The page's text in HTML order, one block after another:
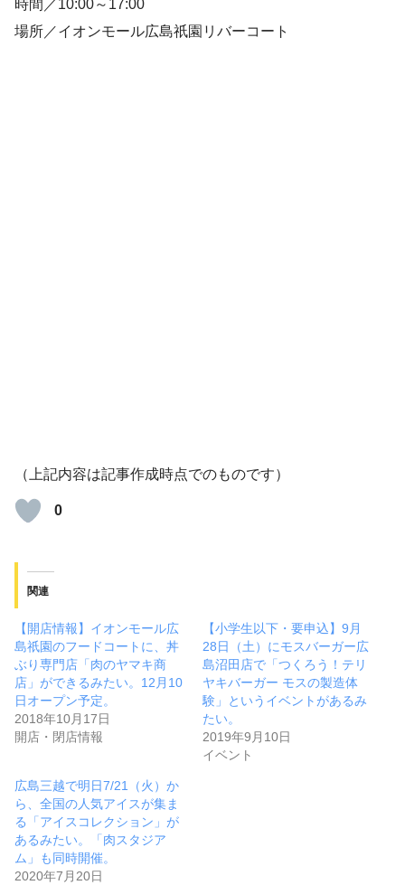
時間／10:00～17:00
場所／イオンモール広島祇園リバーコート
（上記内容は記事作成時点でのものです）
0
関連
【開店情報】イオンモール広
島祇園のフードコートに、丼
ぶり専門店「肉のヤマキ商
店」ができるみたい。12月10
日オープン予定。
2018年10月17日
開店・閉店情報
【小学生以下・要申込】9月
28日（土）にモスバーガー広
島沼田店で「つくろう！テリ
ヤキバーガー モスの製造体
験」というイベントがあるみ
たい。
2019年9月10日
イベント
広島三越で明日7/21（火）か
ら、全国の人気アイスが集ま
る「アイスコレクション」が
あるみたい。「肉スタジア
ム」も同時開催。
2020年7月20日